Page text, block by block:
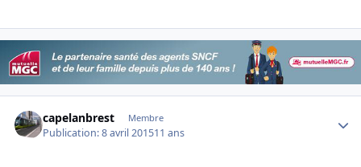
capelanbrest Membre
Publication:8 avril 201511 ans